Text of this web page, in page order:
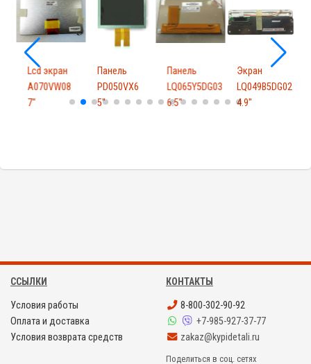
Lcd экран
A070VW08
7"
Панель
PD050VX6
5"
Панель
LQ065Y5DG03
6.5"
Экран
LQ049B5DG02
4.9"
ССЫЛКИ
Условия работы
Оплата и доставка
Условия возврата средств
КОНТАКТЫ
8-800-302-90-92
+7-985-927-37-77
zakaz@kypidetali.ru
Поделиться в соц. сетях